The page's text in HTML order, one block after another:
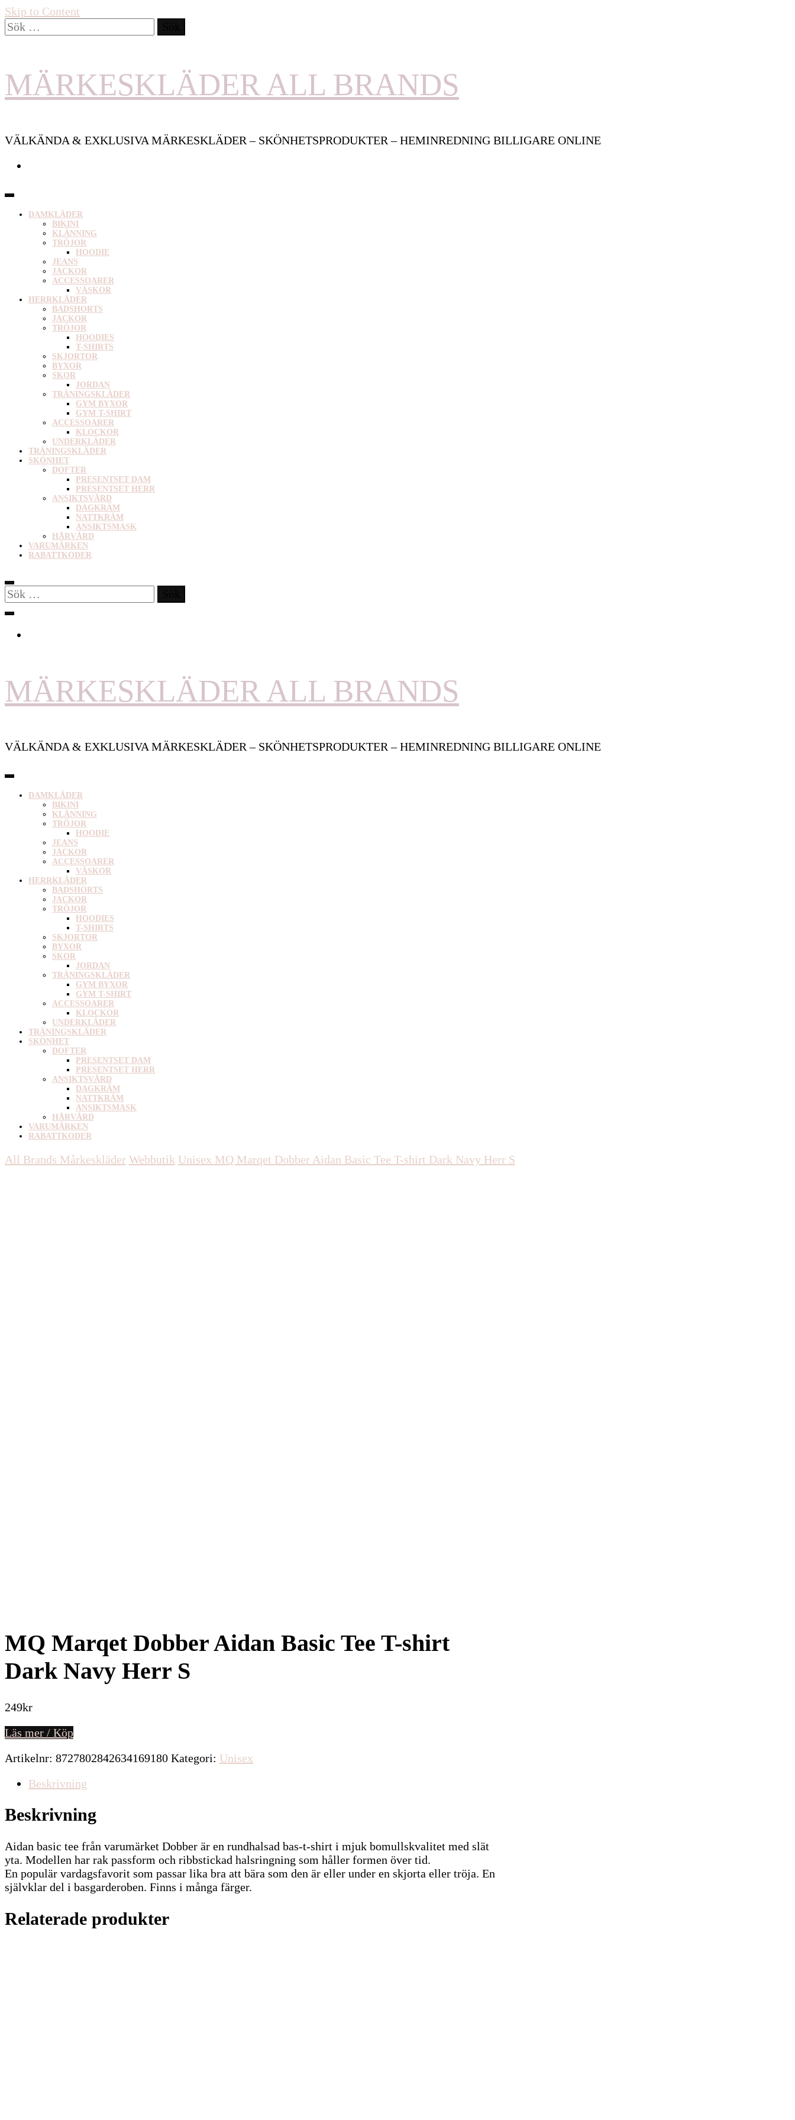
Skip to Content
Sök
efter:
MÄRKESKLÄDER ALL BRANDS
VÄLKÄNDA & EXKLUSIVA MÄRKESKLÄDER – SKÖNHETSPRODUKTER – HEMINREDNING BILLIGARE ONLINE
DAMKLÄDER
BIKINI
KLÄNNING
TRÖJOR
HOODIE
JEANS
JACKOR
ACCESSOARER
VÄSKOR
HERRKLÄDER
BADSHORTS
JACKOR
TRÖJOR
HOODIES
T-SHIRTS
SKJORTOR
BYXOR
SKOR
JORDAN
TRÄNINGSKLÄDER
GYM BYXOR
GYM T-SHIRT
ACCESSOARER
KLOCKOR
UNDERKLÄDER
TRÄNINGSKLÄDER
SKÖNHET
DOFTER
PRESENTSET DAM
PRESENTSET HERR
ANSIKTSVÅRD
DAGKRÄM
NATTKRÄM
ANSIKTSMASK
HÅRVÅRD
VARUMÄRKEN
RABATTKODER
Sök
efter:
MÄRKESKLÄDER ALL BRANDS
VÄLKÄNDA & EXKLUSIVA MÄRKESKLÄDER – SKÖNHETSPRODUKTER – HEMINREDNING BILLIGARE ONLINE
DAMKLÄDER
BIKINI
KLÄNNING
TRÖJOR
HOODIE
JEANS
JACKOR
ACCESSOARER
VÄSKOR
HERRKLÄDER
BADSHORTS
JACKOR
TRÖJOR
HOODIES
T-SHIRTS
SKJORTOR
BYXOR
SKOR
JORDAN
TRÄNINGSKLÄDER
GYM BYXOR
GYM T-SHIRT
ACCESSOARER
KLOCKOR
UNDERKLÄDER
TRÄNINGSKLÄDER
SKÖNHET
DOFTER
PRESENTSET DAM
PRESENTSET HERR
ANSIKTSVÅRD
DAGKRÄM
NATTKRÄM
ANSIKTSMASK
HÅRVÅRD
VARUMÄRKEN
RABATTKODER
All Brands Mårkeskläder Webbutik Unisex MQ Marqet Dobber Aidan Basic Tee T-shirt Dark Navy Herr S
MQ Marqet Dobber Aidan Basic Tee T-shirt
Dark Navy Herr S
249kr
Läs mer / Köp
Artikelnr: 8727802842634169180 Kategori: Unisex
Beskrivning
Beskrivning
Aidan basic tee från varumärket Dobber är en rundhalsad bas-t-shirt i mjuk bomullskvalitet med slät
yta. Modellen har rak passform och ribbstickad halsringning som håller formen över tid.
En populär vardagsfavorit som passar lika bra att bära som den är eller under en skjorta eller tröja. En
självklar del i basgarderoben. Finns i många färger.
Relaterade produkter